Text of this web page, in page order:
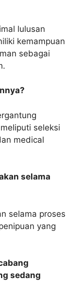
lulusan
kemampuan
sebagai
seleksi
medical
selama
selama proses
yang
sedang